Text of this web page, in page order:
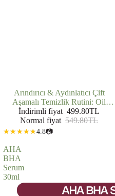
İNDIRIMDE
Arındırıcı & Aydınlatıcı Çift
Aşamalı Temizlik Rutini: Oil
Based Cleanser (200 ml) + Yüz
Temizleme Jeli (200 ml)
İndirimli fiyat 499.80TL
Normal fiyat 549.80TL
4.8📷
AHA
BHA
Serum
30ml